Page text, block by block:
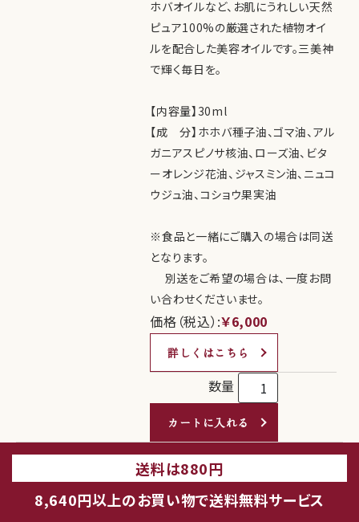
ホバオイルなど、お肌にうれしい天然
ピュア100%の厳選された植物オイ
ルを配合した美容オイルです。三美神
で輝く毎日を。
【内容量】30ml
【成 分】ホホバ種子油、ゴマ油、アル
ガニアスピノサ核油、ローズ油、ビタ
ーオレンジ花油、ジャスミン油、ニュコ
ウジュ油、コショウ果実油
※食品と一緒にご購入の場合は同送
となります。
別送をご希望の場合は、一度お問
い合わせくださいませ。
価格（税込）:￥6,000
詳しくはこちら
数量
カートに入れる
送料は880円
8,640円以上のお買い物で送料無料サービス